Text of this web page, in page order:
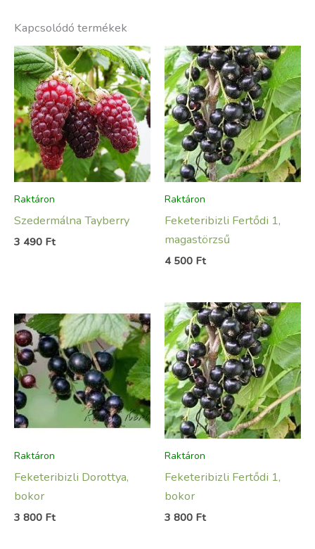
Kapcsolódó termékek
Raktáron
Szedermálna Tayberry
3 490 Ft
Raktáron
Feketeribizli Fertődi 1,
magastörzsű
4 500 Ft
Raktáron
Feketeribizli Dorottya,
bokor
3 800 Ft
Raktáron
Feketeribizli Fertődi 1,
bokor
3 800 Ft